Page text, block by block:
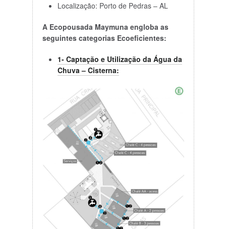
Localização: Porto de Pedras – AL
A Ecopousada Maymuna engloba as
seguintes categorias Ecoeficientes:
1- Captação e Utilização da Água da
Chuva – Cisterna: